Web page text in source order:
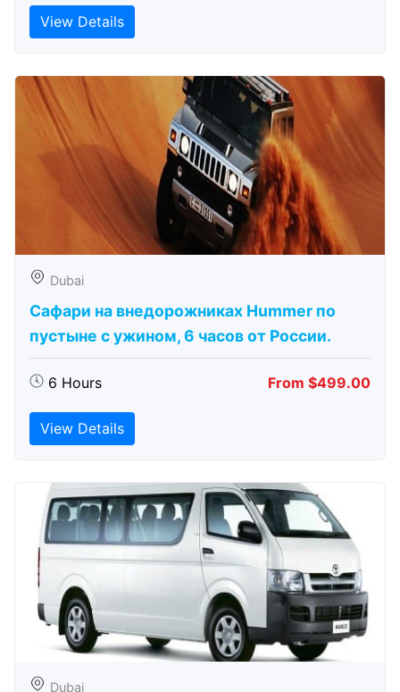
View Details
Dubai
Сафари на внедорожниках Hummer по
пустыне с ужином, 6 часов от России.
6 Hours From $499.00
View Details
Dubai